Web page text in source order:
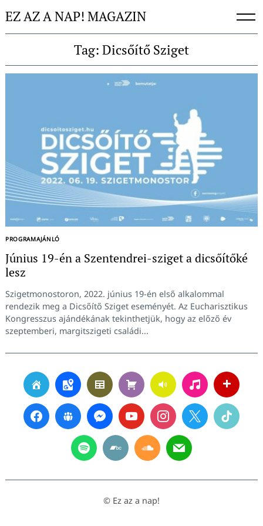
toEZ AZ A NAP! MAGAZIN
Tag: Dicsőítő Sziget
PROGRAMAJÁNLÓ
Június 19-én a Szentendrei-sziget a dicsőítőké
lesz
Szigetmonostoron, 2022. június 19-én első alkalommal
rendezik meg a Dicsőítő Sziget eseményét. Az Eucharisztikus
Kongresszus ajándékának tekinthetjük, hogy az előző év
szeptemberi, margitszigeti családi...
© Ez az a nap!
Keresés: